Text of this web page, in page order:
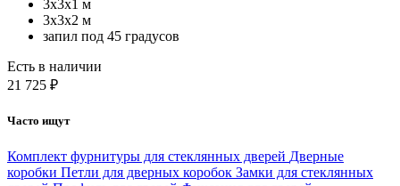
3х3х1 м
3х3х2 м
запил под 45 градусов
Есть в наличии
21 725 ₽
Часто ищут
Комплект фурнитуры для стеклянных дверей Дверные
коробки Петли для дверных коробок Замки для стеклянных